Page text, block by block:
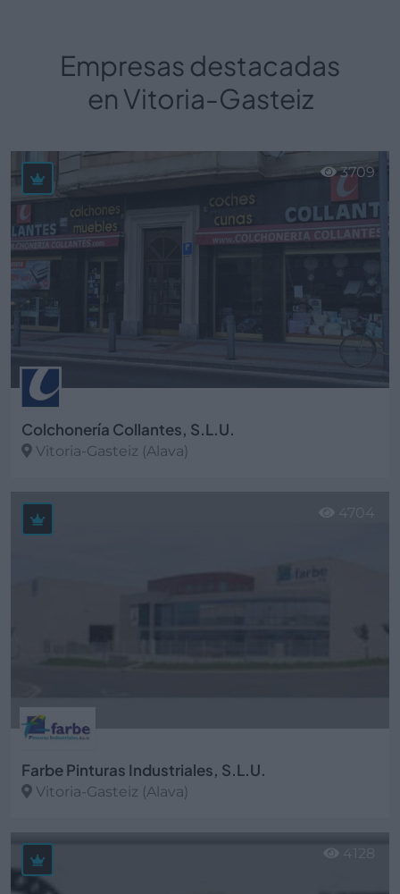
Empresas destacadas
en Vitoria-Gasteiz
Colchonería Collantes, S.L.U.
Vitoria-Gasteiz (Alava)
3709
Farbe Pinturas Industriales, S.L.U.
Vitoria-Gasteiz (Alava)